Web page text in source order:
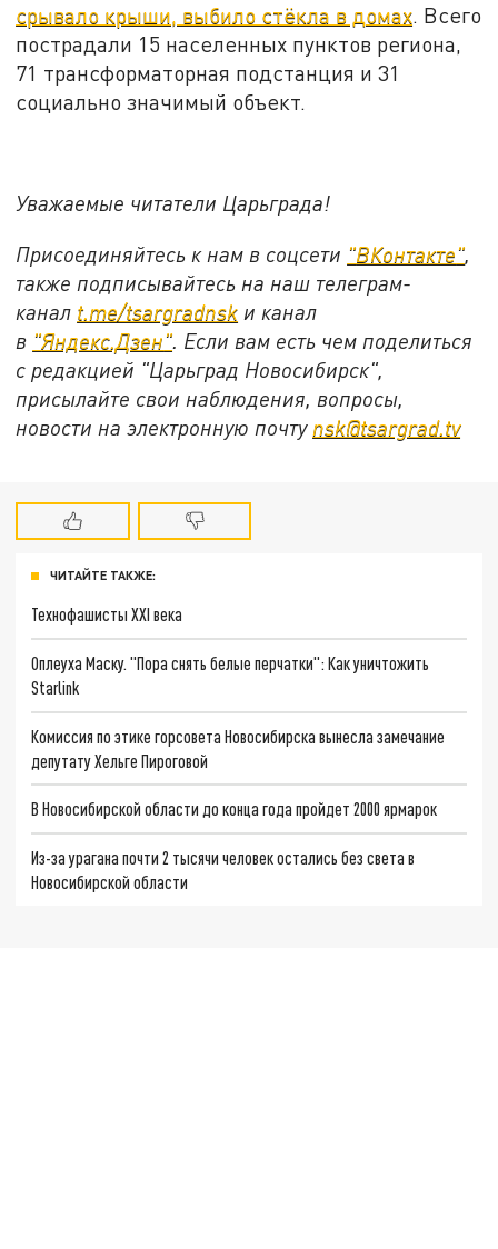
срывало крыши, выбило стёкла в домах . Всего
пострадали 15 населенных пунктов региона,
71 трансформаторная подстанция и 31
социально значимый объект.
Уважаемые читатели Царьграда!
Присоединяйтесь к нам в соцсети "ВКонтакте"
также подписывайтесь на наш телеграм-
канал t.me/tsargradnsk и канал
в "Яндекс.Дзен" . Если вам есть чем поделиться
с редакцией "Царьград Новосибирск",
присылайте свои наблюдения, вопросы,
новости на электронную почту nsk@tsargrad.tv
ЧИТАЙТЕ ТАКЖЕ:
Технофашисты XXI века
Оплеуха Маску. "Пора снять белые перчатки": Как уничтожить
Starlink
Комиссия по этике горсовета Новосибирска вынесла замечание
депутату Хельге Пироговой
В Новосибирской области до конца года пройдет 2000 ярмарок
Из-за урагана почти 2 тысячи человек остались без света в
Новосибирской области